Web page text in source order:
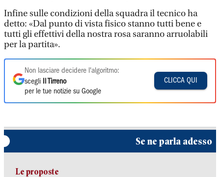
Infine sulle condizioni della squadra il tecnico ha
detto: «Dal punto di vista fisico stanno tutti bene e
tutti gli effettivi della nostra rosa saranno arruolabili
per la partita».
Non lasciare decidere l'algoritmo:
scegli
Il Tirreno
per le tue notizie su Google
CLICCA QUI
Se ne parla adesso
Le proposte